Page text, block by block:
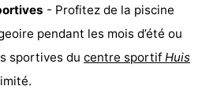
- Profitez de la piscine
pendant les mois d’été ou
sportives du centre sportif Huis